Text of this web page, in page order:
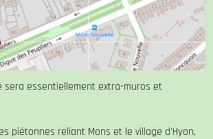
sera essentiellement extra-muros et
piétonnes reliant Mons et le village d’Hyon,